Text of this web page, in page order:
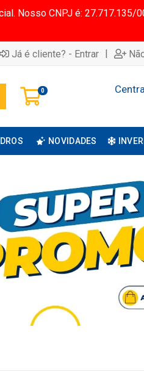
Nosso CNPJ é: 27.717.135/
Já é cliente? - Entrar |
0
NOVIDADES